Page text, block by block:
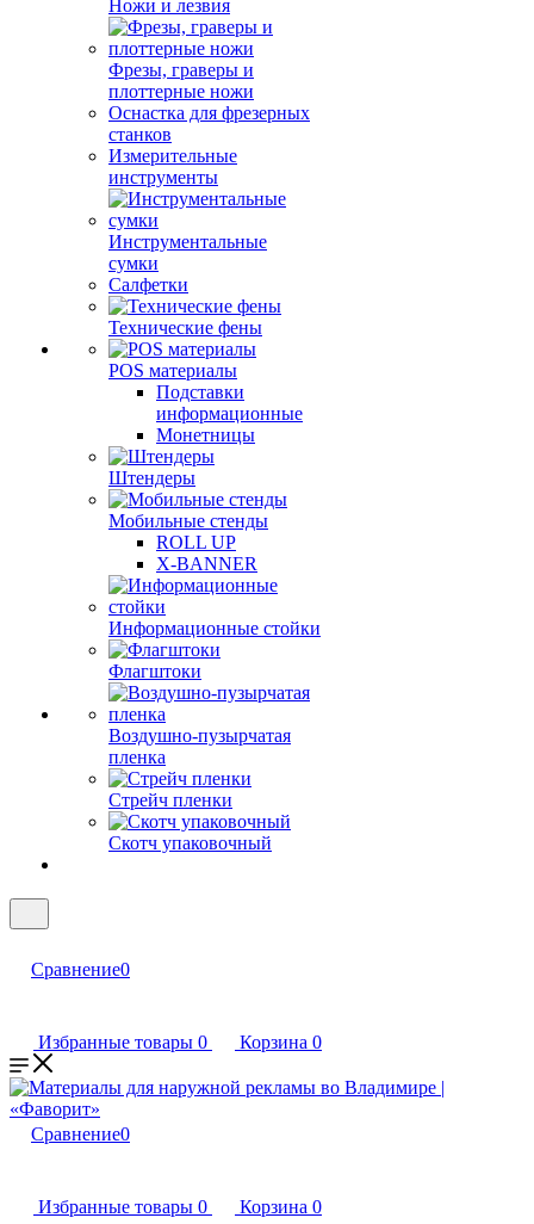
Ножи и лезвия
Фрезы, граверы и
плоттерные ножи
Оснастка для фрезерных
станков
Измерительные
инструменты
Инструментальные
сумки
Салфетки
Технические фены
POS материалы
Подставки
информационные
Монетницы
Штендеры
Мобильные стенды
ROLL UP
X-BANNER
Информационные стойки
Флагштоки
Воздушно-пузырчатая
пленка
Стрейч пленки
Скотч упаковочный
Сравнение0
Избранные товары 0 Корзина 0
Сравнение0
Избранные товары 0 Корзина 0